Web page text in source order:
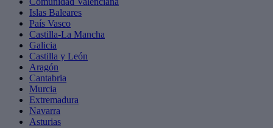
Islas Baleares
País Vasco
Castilla-La Mancha
Galicia
Castilla y León
Aragón
Cantabria
Murcia
Extremadura
Navarra
Asturias